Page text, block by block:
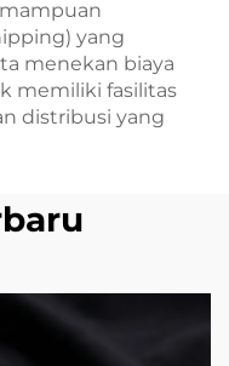
yang
menekan biaya
memiliki fasilitas
distribusi yang